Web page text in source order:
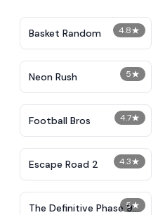
4.8★
Basket Random
5★
Neon Rush
4.7★
Football Bros
4.3★
Escape Road 2
5★
The Definitive Phase 9: